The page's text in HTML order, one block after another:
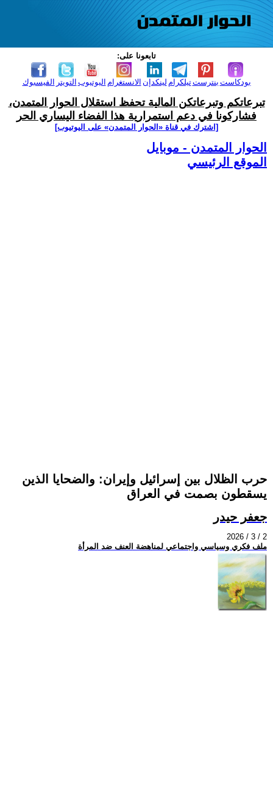
تابعونا على:
الفيسبوك التويتر اليوتيوب الانستغرام لينكدإن تيلكرامبنترست بودكاست
تبرعاتكم وتبرعاتكن المالية تحفظ استقلال الحوار المتمدن،
فشاركونا في دعم استمرارية هذا الفضاء اليساري الحر
[اشترك في قناة ‫«الحوار المتمدن» على اليوتيوب]
الحوار المتمدن - موبايل
الموقع الرئيسي
حرب الظلال بين إسرائيل وإيران: والضحايا الذين
يسقطون بصمت في العراق
جعفر حيدر
2026 / 3 / 2
ملف فكري وسياسي واجتماعي لمناهضة العنف ضد المرأة